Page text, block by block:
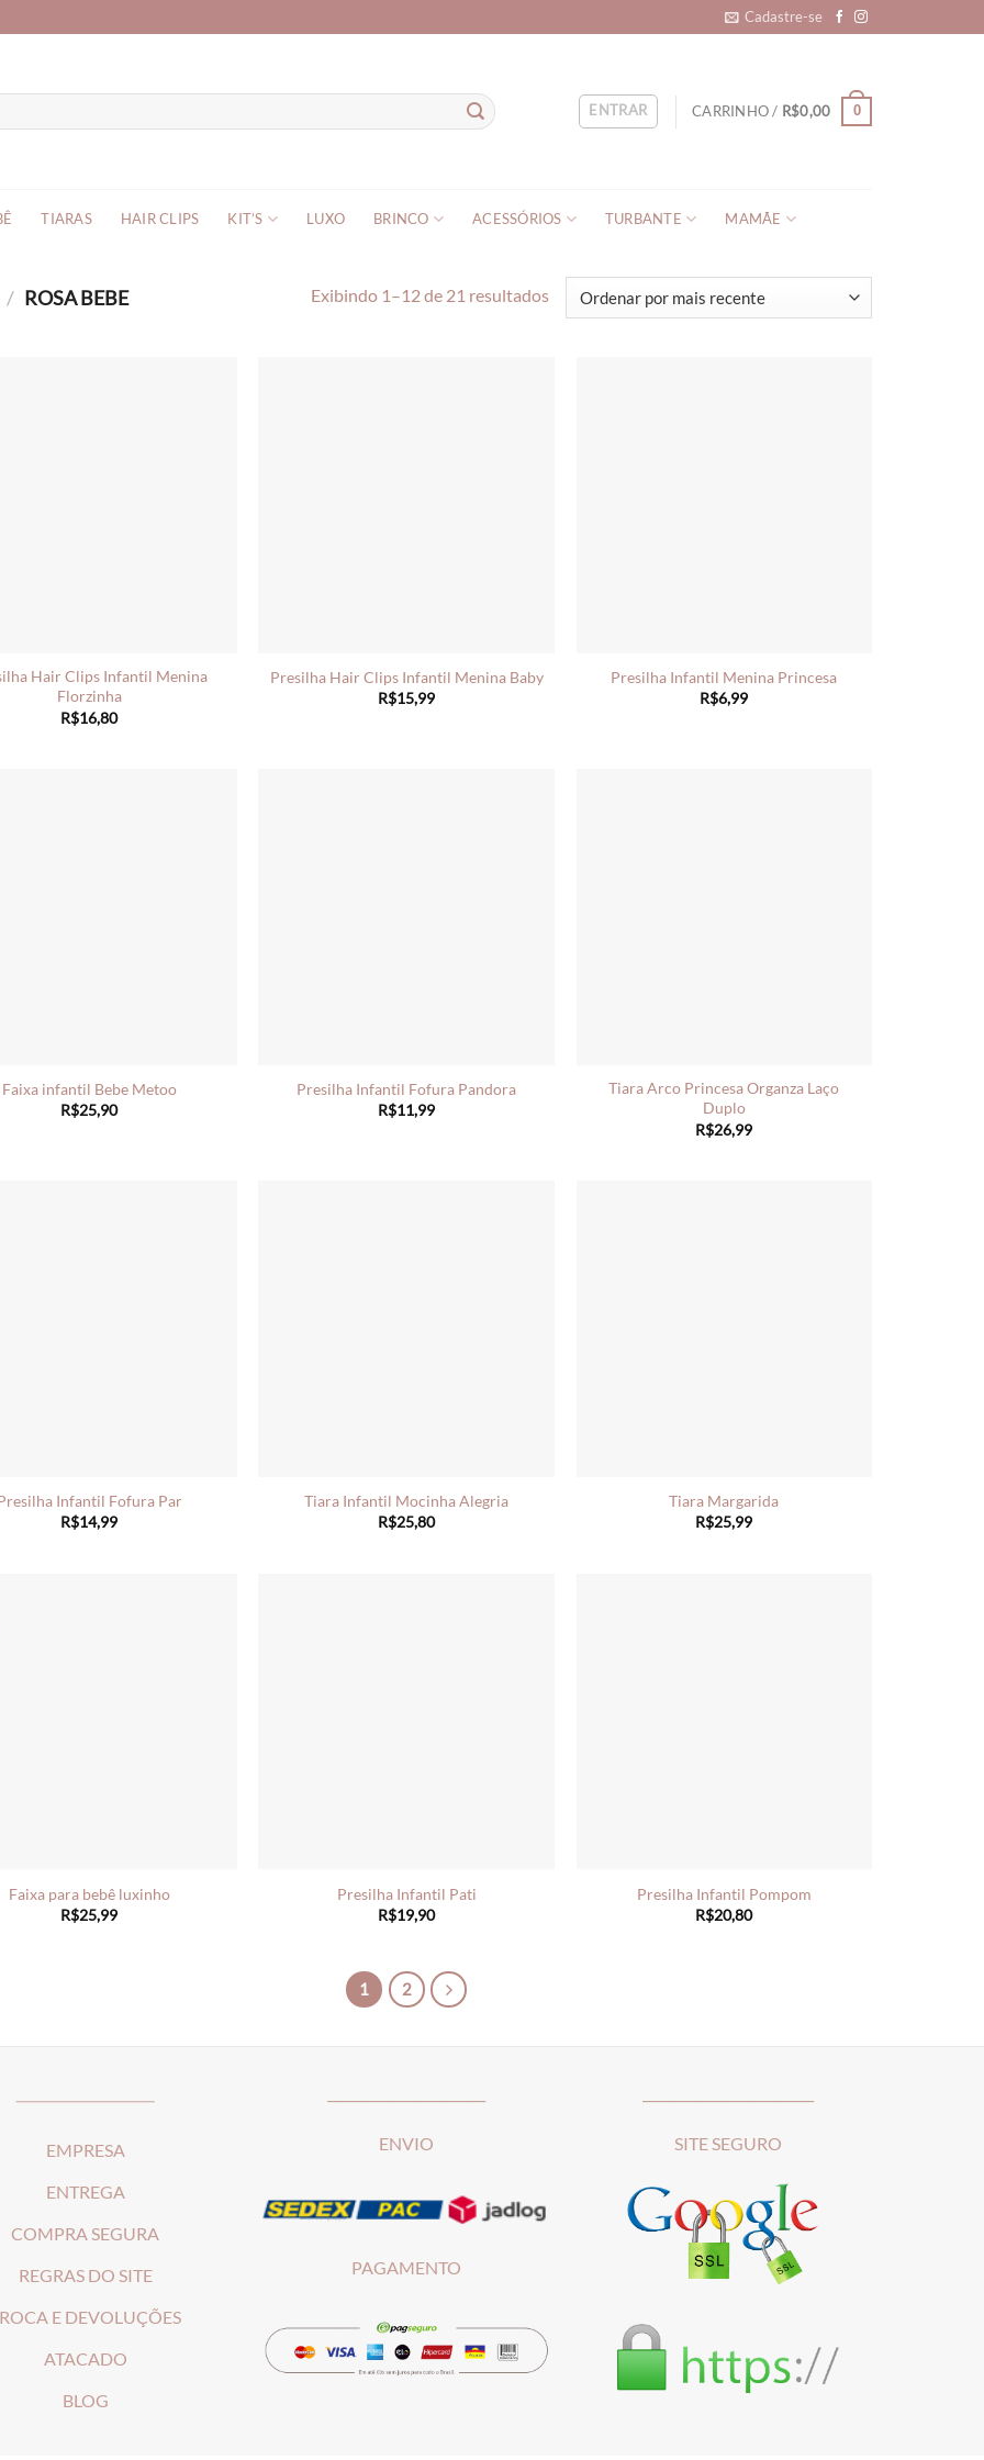
Cadastre-se
ENTRAR CARRINHO / R$0,00 0
TIARAS HAIR CLIPS KIT’S LUXO BRINCO ACESSÓRIOS TURBANTE MAMÃE
/ ROSA BEBE Exibindo 1–12 de 21 resultados
Hair Clips Infantil Menina
Florzinha
R$16,80
Presilha Hair Clips Infantil Menina Baby
R$15,99
Presilha Infantil Menina Princesa
R$6,99
Faixa infantil Bebe Metoo
R$25,90
Presilha Infantil Fofura Pandora
R$11,99
Tiara Arco Princesa Organza Laço
Duplo
R$26,99
Infantil Fofura Par
R$14,99
Tiara Infantil Mocinha Alegria
R$25,80
Tiara Margarida
R$25,99
Faixa para bebê luxinho
R$25,99
Presilha Infantil Pati
R$19,90
Presilha Infantil Pompom
R$20,80
1 2
EMPRESA
ENTREGA
COMPRA SEGURA
REGRAS DO SITE
ROCA E DEVOLUÇÕES
ATACADO
BLOG
ENVIO
PAGAMENTO
SITE SEGURO